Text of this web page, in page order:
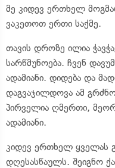
მე კიდევ ერთხელ
ვაკეთოთ ერთი საქმე.
თავის დროზე ილია
სარწმუნოება. ჩვენ
ადამიანი. დიდება და
დაგვაჯილდოვა ამ
პირველია ღმერთი,
ადამიანი.
კიდევ ერთხელ ყველას
დღესასწაულს. შეიგნო